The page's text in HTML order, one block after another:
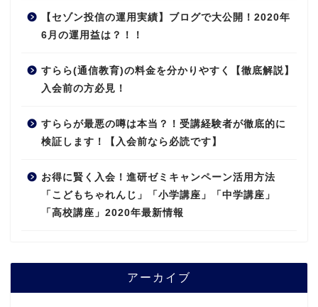
【セゾン投信の運用実績】ブログで大公開！2020年
6月の運用益は？！！
すらら(通信教育)の料金を分かりやすく【徹底解説】
入会前の方必見！
すららが最悪の噂は本当？！受講経験者が徹底的に
検証します！【入会前なら必読です】
お得に賢く入会！進研ゼミキャンペーン活用方法
「こどもちゃれんじ」「小学講座」「中学講座」
「高校講座」2020年最新情報
アーカイブ